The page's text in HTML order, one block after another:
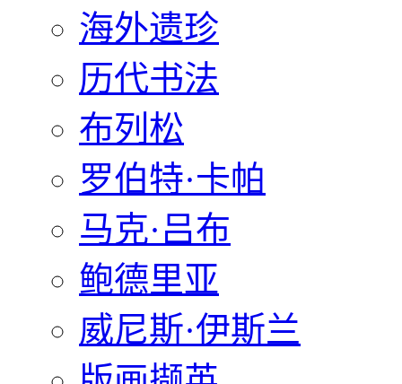
海外遗珍
历代书法
布列松
罗伯特·卡帕
马克·吕布
鲍德里亚
威尼斯·伊斯兰